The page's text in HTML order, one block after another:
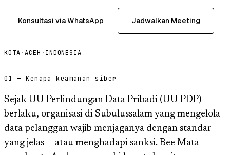
Konsultasi via WhatsApp Jadwalkan Meeting
KOTA ·ACEH · INDONESIA
01 — Kenapa keamanan siber
Sejak UU Perlindungan Data Pribadi (UU PDP)
berlaku, organisasi di Subulussalam yang mengelola
data pelanggan wajib menjaganya dengan standar
yang jelas — atau menghadapi sanksi. Bee Mata